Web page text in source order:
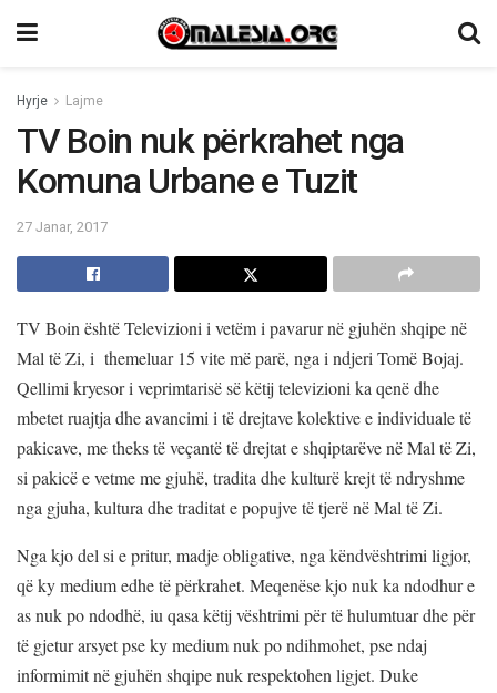
Hyrje Lajme
TV Boin nuk përkrahet nga
Komuna Urbane e Tuzit
27 Janar, 2017
TV Boin është Televizioni i vetëm i pavarur në gjuhën shqipe në
Mal të Zi, i themeluar 15 vite më parë, nga i ndjeri Tomë Bojaj.
Qellimi kryesor i veprimtarisë së këtij televizioni ka qenë dhe
mbetet ruajtja dhe avancimi i të drejtave kolektive e individuale të
pakicave, me theks të veçantë të drejtat e shqiptarëve në Mal të Zi,
si pakicë e vetme me gjuhë, tradita dhe kulturë krejt të ndryshme
nga gjuha, kultura dhe traditat e popujve të tjerë në Mal të Zi.
Nga kjo del si e pritur, madje obligative, nga këndvështrimi ligjor,
që ky medium edhe të përkrahet. Meqenëse kjo nuk ka ndodhur e
as nuk po ndodhë, iu qasa këtij vështrimi për të hulumtuar dhe për
të gjetur arsyet pse ky medium nuk po ndihmohet, pse ndaj
informimit në gjuhën shqipe nuk respektohen ligjet. Duke